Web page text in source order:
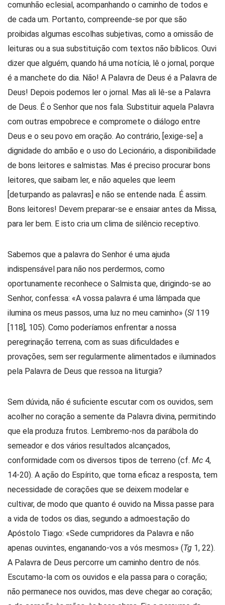
comunhão eclesial, acompanhando o caminho de todos e
de cada um. Portanto, compreende-se por que são
proibidas algumas escolhas subjetivas, como a omissão de
leituras ou a sua substituição com textos não bíblicos. Ouvi
dizer que alguém, quando há uma notícia, lê o jornal, porque
é a manchete do dia. Não! A Palavra de Deus é a Palavra de
Deus! Depois podemos ler o jornal. Mas ali lê-se a Palavra
de Deus. É o Senhor que nos fala. Substituir aquela Palavra
com outras empobrece e compromete o diálogo entre
Deus e o seu povo em oração. Ao contrário, [exige-se] a
dignidade do ambão e o uso do Lecionário, a disponibilidade
de bons leitores e salmistas. Mas é preciso procurar bons
leitores, que saibam ler, e não aqueles que leem
[deturpando as palavras] e não se entende nada. É assim.
Bons leitores! Devem preparar-se e ensaiar antes da Missa,
para ler bem. E isto cria um clima de silêncio receptivo.
Sabemos que a palavra do Senhor é uma ajuda
indispensável para não nos perdermos, como
oportunamente reconhece o Salmista que, dirigindo-se ao
Senhor, confessa: «A vossa palavra é uma lâmpada que
ilumina os meus passos, uma luz no meu caminho» (Sl 119
[118], 105). Como poderíamos enfrentar a nossa
peregrinação terrena, com as suas dificuldades e
provações, sem ser regularmente alimentados e iluminados
pela Palavra de Deus que ressoa na liturgia?
Sem dúvida, não é suficiente escutar com os ouvidos, sem
acolher no coração a semente da Palavra divina, permitindo
que ela produza frutos. Lembremo-nos da parábola do
semeador e dos vários resultados alcançados,
conformidade com os diversos tipos de terreno (cf. Mc 4,
14-20). A ação do Espírito, que torna eficaz a resposta, tem
necessidade de corações que se deixem modelar e
cultivar, de modo que quanto é ouvido na Missa passe para
a vida de todos os dias, segundo a admoestação do
Apóstolo Tiago: «Sede cumpridores da Palavra e não
apenas ouvintes, enganando-vos a vós mesmos» (Tg 1, 22).
A Palavra de Deus percorre um caminho dentro de nós.
Escutamo-la com os ouvidos e ela passa para o coração;
não permanece nos ouvidos, mas deve chegar ao coração;